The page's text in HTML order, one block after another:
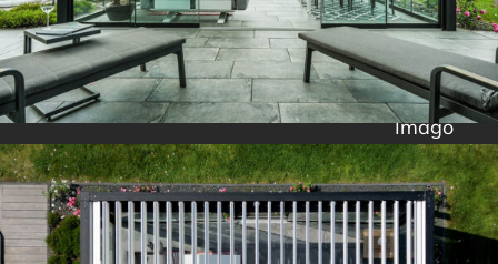
Imago